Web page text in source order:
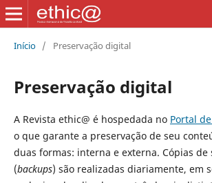
Início / Preservação digital
Preservação digital
A Revista ethic@ é hospedada no Portal
o que garante a preservação de seu
duas formas: interna e externa. Cópias de
(backups) são realizadas diariamente, em